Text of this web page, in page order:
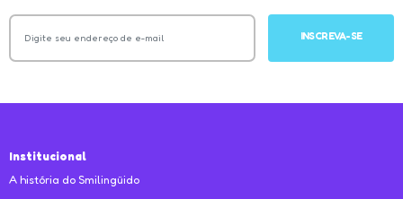
INSCREVA-SE
Institucional
A história do Smilingüido